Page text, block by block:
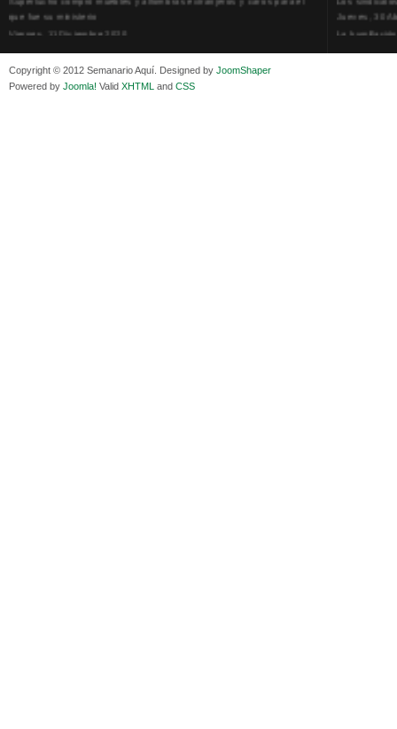
Medios de difusión, amigos y enemigos de Evo Morales
Viernes, 11 Diciembre 2020
Copyright © 2012 Semanario Aquí. Designed by JoomShaper
Powered by Joomla! Valid XHTML and CSS